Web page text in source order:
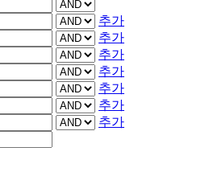
추가
추가
추가
추가
추가
추가
추가